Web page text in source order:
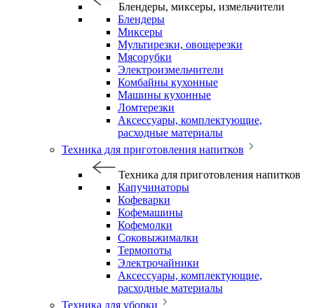
Блендеры, миксеры, измельчители
Блендеры
Миксеры
Мультирезки, овощерезки
Мясорубки
Электроизмельчители
Комбайны кухонные
Машины кухонные
Ломтерезки
Аксессуары, комплектующие,
расходные материалы
Техника для приготовления напитков
Техника для приготовления напитков
Капучинаторы
Кофеварки
Кофемашины
Кофемолки
Соковыжималки
Термопоты
Электрочайники
Аксессуары, комплектующие,
расходные материалы
Техника для уборки